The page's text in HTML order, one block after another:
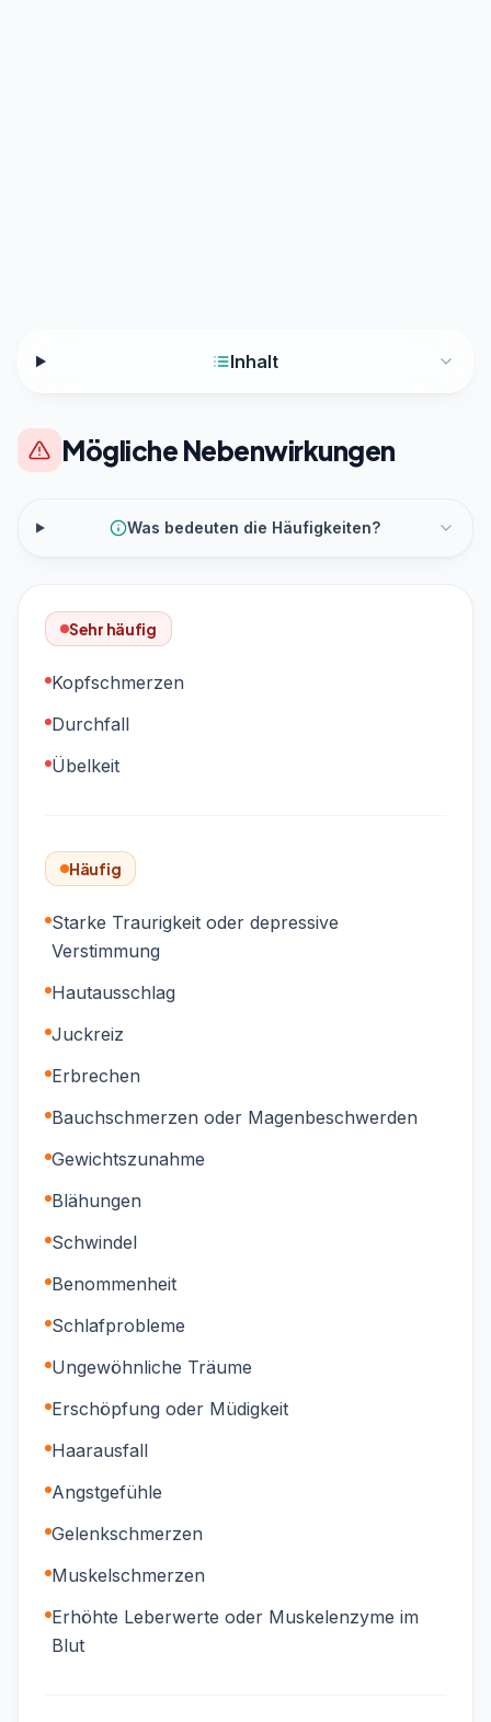
Inhalt
Mögliche Nebenwirkungen
Was bedeuten die Häufigkeiten?
Sehr häufig
Kopfschmerzen
Durchfall
Übelkeit
Häufig
Starke Traurigkeit oder depressive
Verstimmung
Hautausschlag
Juckreiz
Erbrechen
Bauchschmerzen oder Magenbeschwerden
Gewichtszunahme
Blähungen
Schwindel
Benommenheit
Schlafprobleme
Ungewöhnliche Träume
Erschöpfung oder Müdigkeit
Haarausfall
Angstgefühle
Gelenkschmerzen
Muskelschmerzen
Erhöhte Leberwerte oder Muskelenzyme im
Blut